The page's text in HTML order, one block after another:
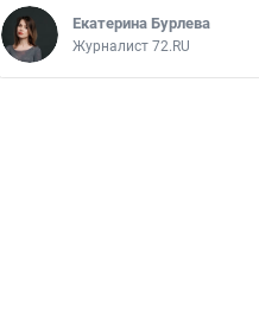
Екатерина Бурлева
Журналист 72.RU